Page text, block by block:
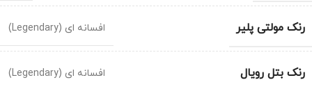
رنک مولتی پلیر افسانه ای (Legendary)
رنک بتل رویال افسانه ای (Legendary)